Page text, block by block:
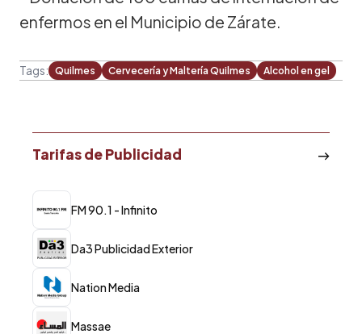
enfermos en el Municipio de Zárate.
Tags: Quilmes Cervecería y Maltería Quilmes Alcohol en gel
Tarifas de Publicidad
FM 90.1 - Infinito
Da3 Publicidad Exterior
Nation Media
Massae